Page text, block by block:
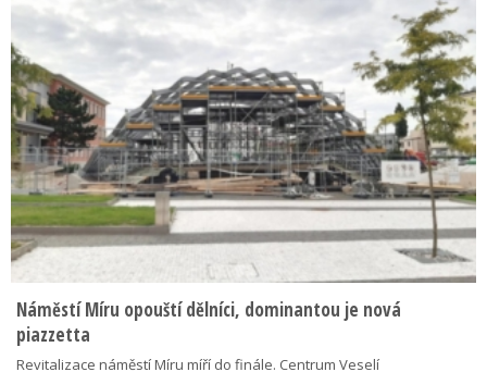
Náměstí Míru opouští dělníci, dominantou je nová
piazzetta
Revitalizace náměstí Míru míří do finále. Centrum Veselí